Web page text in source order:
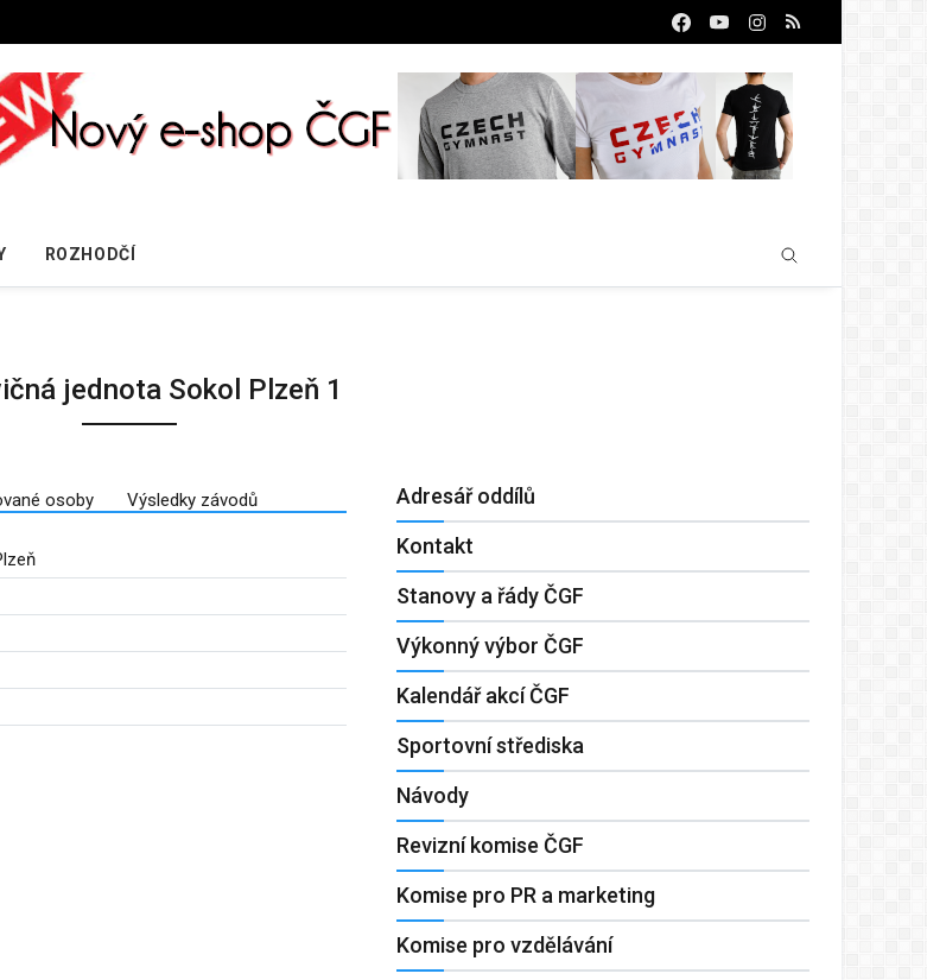
ROZHODČÍ
jednota Sokol Plzeň 1
osoby Výsledky závodů
Adresář oddílů
Kontakt
Stanovy a řády ČGF
Výkonný výbor ČGF
Kalendář akcí ČGF
Sportovní střediska
Návody
Revizní komise ČGF
Komise pro PR a marketing
Komise pro vzdělávání